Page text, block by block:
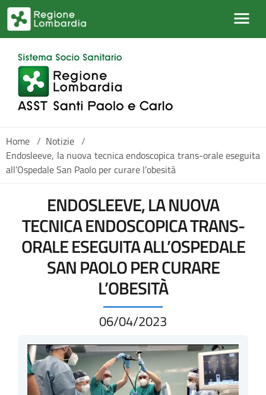
Salta al contenuto principale
Home / Notizie /
Endosleeve, la nuova tecnica endoscopica trans-orale eseguita
all’Ospedale San Paolo per curare l’obesità
ENDOSLEEVE, LA NUOVA
TECNICA ENDOSCOPICA TRANS-
ORALE ESEGUITA ALL’OSPEDALE
SAN PAOLO PER CURARE
L’OBESITÀ
06/04/2023